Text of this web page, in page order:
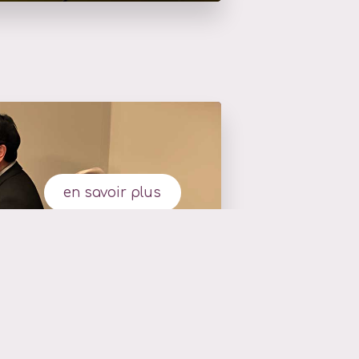
en savoir plus